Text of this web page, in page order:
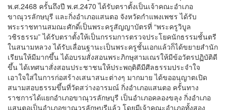
พ.ศ.2468 ครั้นถึงปี พ.ศ.2470 ได้รับตราตั้งเป็นเจ้าคณะอำเภอ
ขาณุวรลักษบุรี และกิ่งอำเภอแสนตอ จังหวัดกำแพงเพชร ได้รับ
พระราชทานสมณะศักดิ์เป็นพระครูสัญญาบัตรที่ “พระครูวิบูล
วชิรธรรม” ได้รับตราตั้งให้เป็นกรรมการตรวจประโยคนักธรรมชั้นตรี
ในสนามหลวง ได้รับเลื่อนฐานะเป็นพระครูชั้นเอกแล้วก็ได้ขยายสำนัก
เรียนให้มีมากขึ้น ได้อบรมสั่งสอนพระภิกษุสามเณรให้มีข้อวัตรปฏิบัติดี
ขึ้น ได้เทศนาสั่งสอนประชาชนให้ประพฤติดีมีศีลธรรมประจำใจ
เอาใจใส่ในการก่อสร้างเสนาสนะต่างๆ มากมาย ได้ขออนุญาตเปิด
สนามสอบธรรมขึ้นที่วัดสว่างอารมณ์ กิ่งอำเภอแสนตอ ครั้นทาง
ราชการได้แยกอำเภอขาณุวรลักษบุรี เป็นอำเภอคลองขลุง กิ่งอำเภอ
แสนตอเป็นอำเภอขาณุวรลักษบุรีแล้ว โดยมีเจ้าคณะอำเภอทั้งสอง